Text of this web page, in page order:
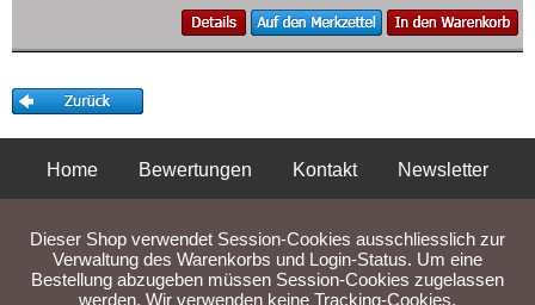
Home Bewertungen Kontakt
Newsletter
Liefer- und Versandkosten
Dieser Shop verwendet Session-Cookies ausschliesslich zur
Verwaltung des Warenkorbs und Login-Status. Um eine
Bestellung abzugeben müssen Session-Cookies zugelassen
werden. Wir verwenden keine Tracking-Cookies.